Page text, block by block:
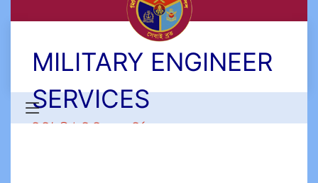
MILITARY ENGINEER
SERVICES
মিলিটারী ইঞ্জিনিয়ার সার্ভিসেস